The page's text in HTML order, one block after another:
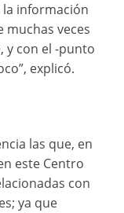
la información
veces
y con el -punto
explicó.
las que, en
este Centro
con
ya que